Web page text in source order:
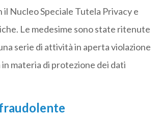
il Nucleo Speciale Tutela Privacy e
Le medesime sono state ritenute
serie di attività in aperta violazione
materia di protezione dei dati